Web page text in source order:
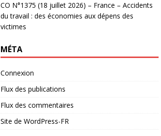
CO N°1375 (18 juillet 2026) – France – Accidents
du travail : des économies aux dépens des
victimes
MÉTA
Connexion
Flux des publications
Flux des commentaires
Site de WordPress-FR